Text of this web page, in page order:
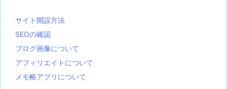
サイト開設方法
SEOの確認
ブログ画像について
アフィリエイトについて
メモ帳アプリについて